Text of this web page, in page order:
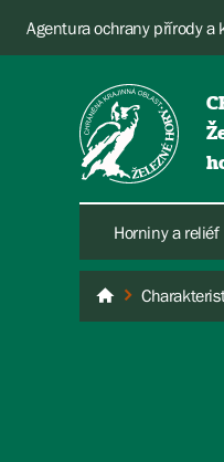
Agentura ochrany přírody a
Horniny a reliéf
Železné hory